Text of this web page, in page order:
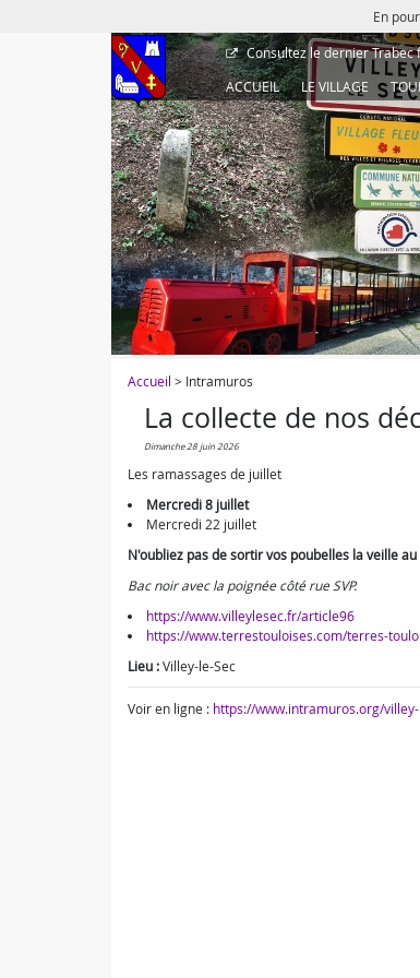
En
Consultez le dernierTrabec
ACCUEIL
LE VILLAGE
Accueil > Intramuros
La collecte de nos
dimanche 28 juin 2026
Les ramassages de juillet
Mercredi 8 juillet
Mercredi 22 juillet
N'oubliez pas de sortir vos poubelles la veille au
Bac noir avec la poignée côté rue SVP.
https://www.villeylesec.fr/article96
https://www.terrestouloises.com/terres-
Lieu :Villey-le-Sec
Voir en ligne : https://www.intramuros.org/